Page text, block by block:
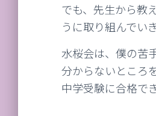
でも、先生から教
うに取り組んでいき
水桜会は、僕の苦
分からないところ
中学受験に合格で